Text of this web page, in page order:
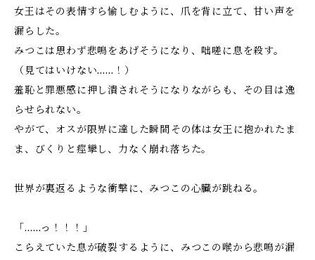
女王はその表情すら愉しむように、爪を背に立て、甘い声を
漏らした。
みつこは思わず悲鳴をあげそうになり、咄嗟に息を殺す。
（見てはいけない……！）
羞恥と罪悪感に押し潰されそうになりながらも、その目は逸
らせられない。
やがて、オスが限界に達した瞬間――その体は女王に抱かれたま
ま、びくりと痙攣し、力なく崩れ落ちた。
世界が裏返るような衝撃に、みつこの心臓が跳ねる。
「……っ！！！」
こらえていた息が破裂するように、みつこの喉から悲鳴が漏